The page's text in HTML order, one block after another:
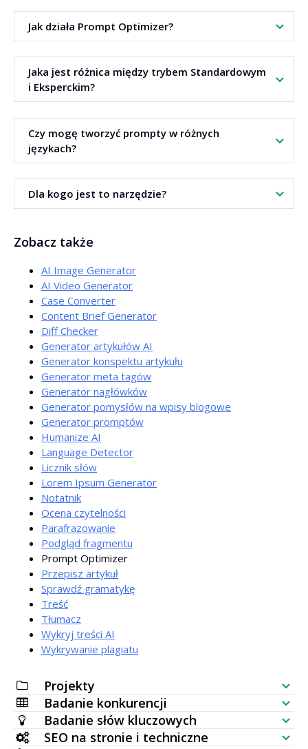
To narzędzie, które zamienia prostą instrukcję w bardziej
dopracowany prompt dla sztucznej inteligencji.
Jak działa Prompt Optimizer?
Wpisujesz zadanie, wybierasz styl promptu i język
wyjściowy. Narzędzie generuje zoptymalizowaną wersję
promptu.
Jaka jest różnica między trybem Standardowym
i Eksperckim?
Tryb Standardowy sprawdza się przy prostych zadaniach.
Tryb Ekspercki lepiej pasuje do bardziej złożonych
promptów.
Czy mogę tworzyć prompty w różnych
językach?
Tak. Narzędzie pozwala ustawić język wyjściowy i
obsługuje ponad 200 języków.
Dla kogo jest to narzędzie?
marketerów, copywriterów, właścicieli stron i twórców
Zobacz także
AI Image Generator
AI Video Generator
Case Converter
Content Brief Generator
Diff Checker
Generator artykułów AI
Generator konspektu artykułu
Generator meta tagów
Generator nagłówków
Generator pomysłów na wpisy blogowe
Generator promptów
Humanize AI
Language Detector
Licznik słów
Lorem Ipsum Generator
Notatnik
Ocena czytelności
Parafrazowanie
Podgląd fragmentu
Prompt Optimizer
Przepisz artykuł
Sprawdź gramatykę
Treść
Tłumacz
Wykryj treści AI
Wykrywanie plagiatu
Projekty
Lista kontrolna SEO
Badanie konkurencji
Sprawdzanie widoczności strony
Badanie słów kluczowych
Generator słów kluczowych
SEO na stronie i techniczne